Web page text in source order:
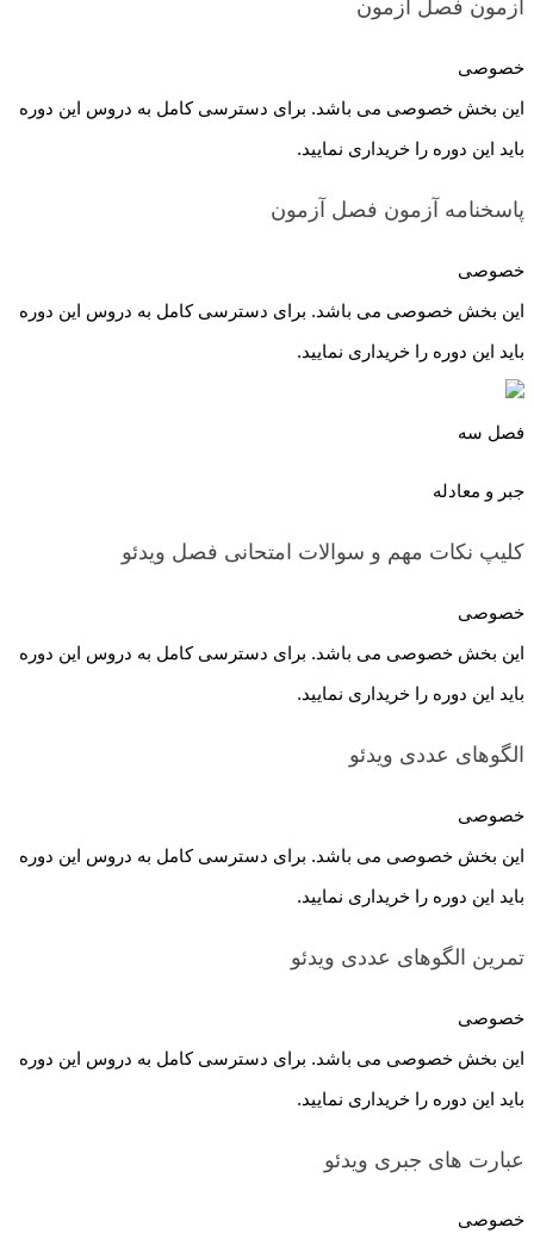
آزمون فصل آزمون
خصوصی
این بخش خصوصی می باشد. برای دسترسی کامل به دروس این دوره
باید این دوره را خریداری نمایید.
پاسخنامه آزمون فصل آزمون
خصوصی
این بخش خصوصی می باشد. برای دسترسی کامل به دروس این دوره
باید این دوره را خریداری نمایید.
فصل سه
جبر و معادله
کلیپ نکات مهم و سوالات امتحانی فصل ویدئو
خصوصی
این بخش خصوصی می باشد. برای دسترسی کامل به دروس این دوره
باید این دوره را خریداری نمایید.
الگوهای عددی ویدئو
خصوصی
این بخش خصوصی می باشد. برای دسترسی کامل به دروس این دوره
باید این دوره را خریداری نمایید.
تمرین الگوهای عددی ویدئو
خصوصی
این بخش خصوصی می باشد. برای دسترسی کامل به دروس این دوره
باید این دوره را خریداری نمایید.
عبارت های جبری ویدئو
خصوصی